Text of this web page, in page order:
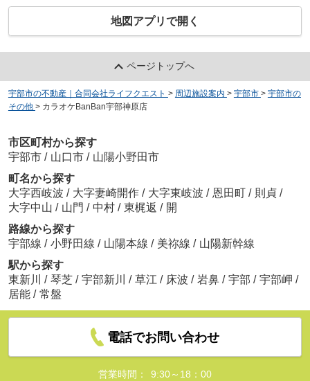
地図アプリで開く
ページトップへ
宇部市の不動産｜合同会社ライフクエスト > 周辺施設案内 > 宇部市 > 宇部市の
その他 > カラオケBanBan宇部神原店
市区町村から探す
宇部市 / 山口市 / 山陽小野田市
町名から探す
大字西岐波 / 大字妻崎開作 / 大字東岐波 / 恩田町 / 則貞 /
大字中山 / 山門 / 中村 / 東梶返 / 開
路線から探す
宇部線 / 小野田線 / 山陽本線 / 美祢線 / 山陽新幹線
駅から探す
東新川
/ 琴芝 / 宇部新川 / 草江 / 床波 / 岩鼻 / 宇部 / 宇部岬 /
居能 / 常盤
電話でお問い合わせ
営業時間： 9:30～18：00